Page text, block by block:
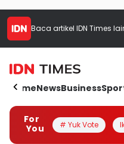
Baca artikel IDN Times
HomeNewsBusiness
For
You
# Yuk Vote